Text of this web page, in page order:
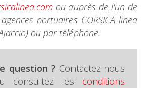
ou auprès de l'un de
portuaires CORSICA linea
ou par téléphone.
question ? Contactez-nous
consultez les conditions